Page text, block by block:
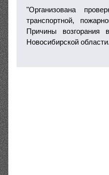
"Организована
транспортной,
Причины возгорания
Новосибирской области.